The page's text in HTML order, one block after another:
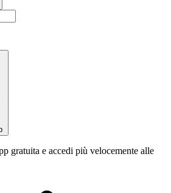
gratuita e accedi più velocemente alle